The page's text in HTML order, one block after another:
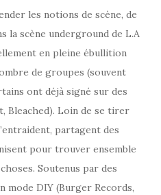
les notions de scène, de
la scène underground de L.A
en pleine ébullition
de groupes (souvent
ont déjà signé sur des
Bleached). Loin de se tirer
partagent des
pour trouver ensemble
Soutenus par des
mode DIY (Burger Records,